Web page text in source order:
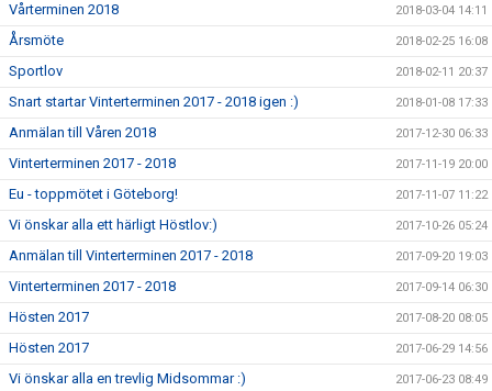
Vårterminen 2018 2018-03-04 14:11
Årsmöte 2018-02-25 16:08
Sportlov 2018-02-11 20:37
Snart startar Vinterterminen 2017 - 2018 igen :) 2018-01-08 17:33
Anmälan till Våren 2018 2017-12-30 06:33
Vinterterminen 2017 - 2018 2017-11-19 20:00
Eu - toppmötet i Göteborg! 2017-11-07 11:22
Vi önskar alla ett härligt Höstlov:) 2017-10-26 05:24
Anmälan till Vinterterminen 2017 - 2018 2017-09-20 19:03
Vinterterminen 2017 - 2018 2017-09-14 06:30
Hösten 2017 2017-08-20 08:05
Hösten 2017 2017-06-29 14:56
Vi önskar alla en trevlig Midsommar :) 2017-06-23 08:49